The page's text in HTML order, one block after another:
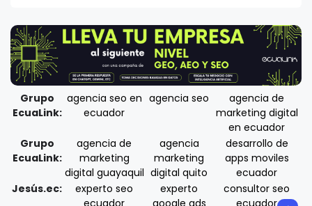
Grupo
EcuaLink:
agencia seo en
ecuador
agencia seo
agencia de
marketing digital
en ecuador
Grupo
EcuaLink:
agencia de
marketing
digital guayaquil
agencia
marketing
digital quito
desarrollo de
apps moviles
ecuador
Jesús.ec:
experto seo
ecuador
experto
google ads
consultor seo
ecuador